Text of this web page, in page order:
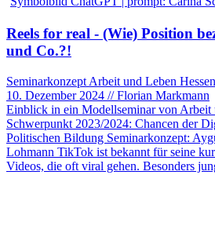
Reels for real - (Wie) Position
und Co.?!
Seminarkonzept Arbeit und Leben Hessen
10. Dezember 2024 // Florian Markmann
Einblick in ein Modellseminar von Arbeit
Schwerpunkt 2023/2024: Chancen der
Politischen Bildung Seminarkonzept:
Lohmann TikTok ist bekannt für seine
Videos, die oft viral gehen. Besonders